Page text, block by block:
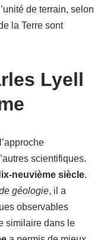
de terrain, selon
la Terre sont
Lyell
scientifiques.
neuvième siècle.
géologie, il a
observables
similaire dans le